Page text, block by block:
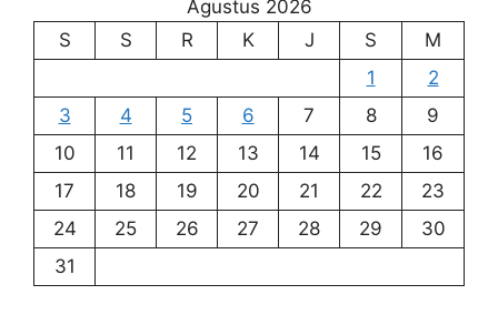
Agustus 2026
S
S R K J S
M
1
2
3
4 5 6 7 8
9
10
11 12 13 14 15
16
17
18 19 20 21 22
23
24
25 26 27 28 29
30
31